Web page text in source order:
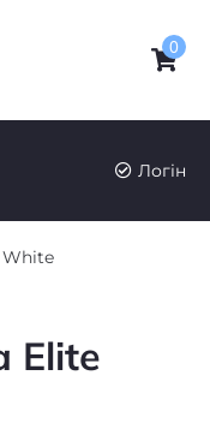
0
Логін
White
Elite